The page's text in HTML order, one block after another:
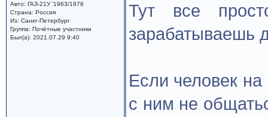
Авто: ГАЗ-21У '1963/1976
Страна: Россия
Из: Санкт-Петербург
Группа: Почётные участники
Был(а): 2021.07.29 9:40
Тут все
зарабатываешь
Если человек
с ним не